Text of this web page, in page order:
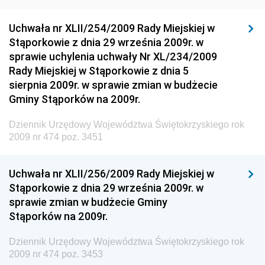
Środowiska
Dziennik Urzędowy Ministerstwa Administracji,
Gospodarki Terenowej i Ochrony Środowiska
Dziennik Urzędowy Ministerstwa Administracji i
Gospodarki Przestrzennej
Dziennik Urzędowy Unii Europejskiej, L
Dziennik Urzędowy Ministerstwa Komunikacji
Chemicznego i Lekkiego
Dziennik Urzędowy Ministerstwa Rolnictwa i
Gospodarki Żywnościowej
Społecznej
Dziennik Urzędowy Ministra Cyfryzacji
Uchwała nr XLII/254/2009 Rady Miejskiej w
Stąporkowie z dnia 29 września 2009r. w
sprawie uchylenia uchwały Nr XL/234/2009
Rady Miejskiej w Stąporkowie z dnia 5
sierpnia 2009r. w sprawie zmian w budżecie
Gminy Stąporków na 2009r.
Dziennik Urzędowy Województwa Świętokrzyskiego rok
2009 nr 474 poz. 3451
Uchwała nr XLII/256/2009 Rady Miejskiej w
Stąporkowie z dnia 29 września 2009r. w
sprawie zmian w budżecie Gminy
Stąporków na 2009r.
Dziennik Urzędowy Województwa Świętokrzyskiego rok
2009 nr 474 poz. 3453